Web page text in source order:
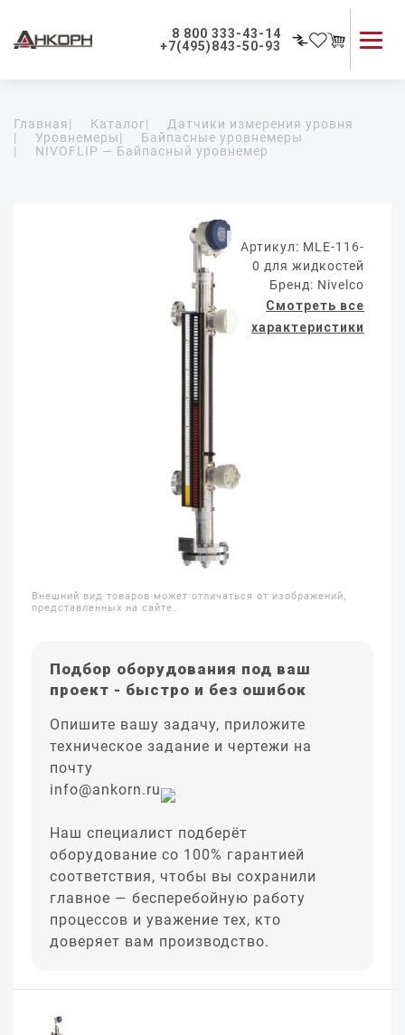
8 800 333-43-14
+7(495)843-50-93
Применение приборов
Главная| Каталог|
Датчики измерения уровня
|
Уровнемеры|
Байпасные уровнемеры
|
NIVOFLIP — Байпасный уровнемер
Артикул: MLE-116-
0 для жидкостей
Бренд: Nivelco
Смотреть все
характеристики
Внешний вид товаров может отличаться от изображений,
представленных на сайте.
Подбор оборудования под ваш
проект - быстро и без ошибок
Опишите вашу задачу, приложите
техническое задание и чертежи на
почту
info@ankorn.ru
Наш специалист подберёт
оборудование со 100% гарантией
соответствия, чтобы вы сохранили
главное — бесперебойную работу
процессов и уважение тех, кто
доверяет вам производство.